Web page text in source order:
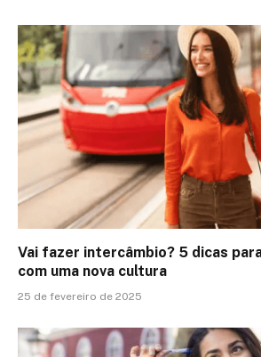
Vai fazer intercâmbio? 5 dicas
com uma nova cultura
25 de fevereiro de 2025